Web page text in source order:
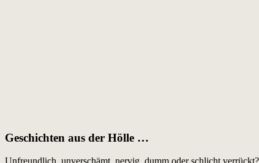
Geschichten aus der Hölle …